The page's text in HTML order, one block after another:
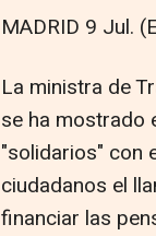
MADRID 9 Jul.
La ministra de
se ha mostrado
"solidarios" con
ciudadanos el
financiar las